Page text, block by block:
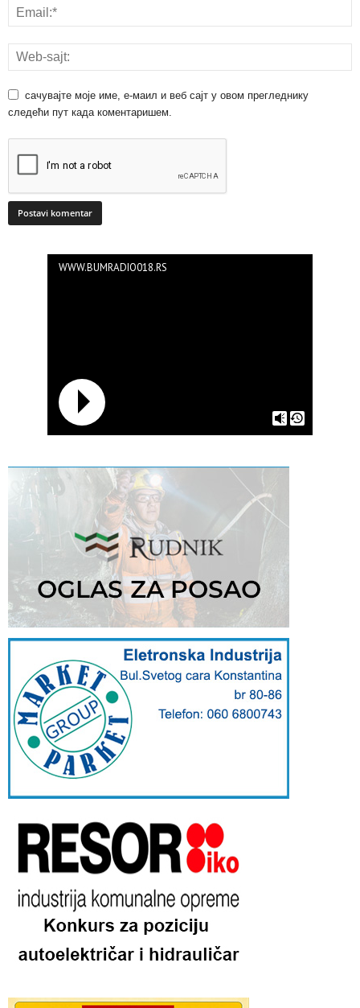
сачувајте моје име, е-маил и веб сајт у овом прегледнику
следећи пут када коментаришем.
WWW.BUMRADIO018.RS